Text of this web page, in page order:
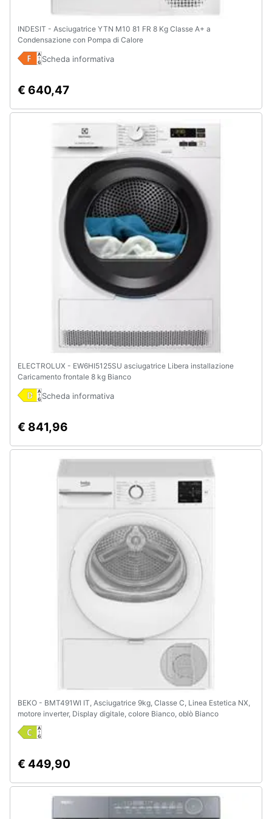
INDESIT - Asciugatrice YTN M10 81 FR 8 Kg Classe A+ a
Condensazione con Pompa di Calore
Scheda informativa
€ 640,47
ELECTROLUX - EW6HI5125SU asciugatrice Libera installazione
Caricamento frontale 8 kg Bianco
Scheda informativa
€ 841,96
BEKO - BMT491WI IT, Asciugatrice 9kg, Classe C, Linea Estetica NX,
motore inverter, Display digitale, colore Bianco, oblò Bianco
€ 449,90